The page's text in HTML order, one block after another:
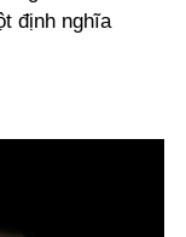
định nghĩa